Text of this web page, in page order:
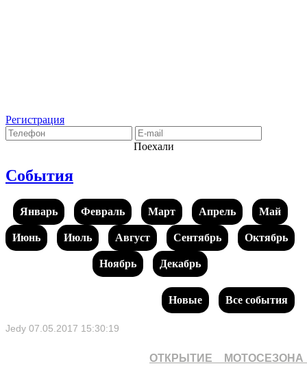
Регистрация
Поехали
События
Январь Февраль Март Апрель Май
Июнь Июль Август Сентябрь Октябрь
Ноябрь Декабрь
Новые Все события
Jedy 07.05.2017 15:30:19
ОТКРЫТИЕ